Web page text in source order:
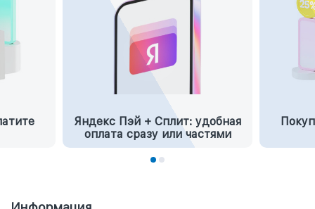
Яндекс Пэй + Сплит: удобная
оплата сразу или частями